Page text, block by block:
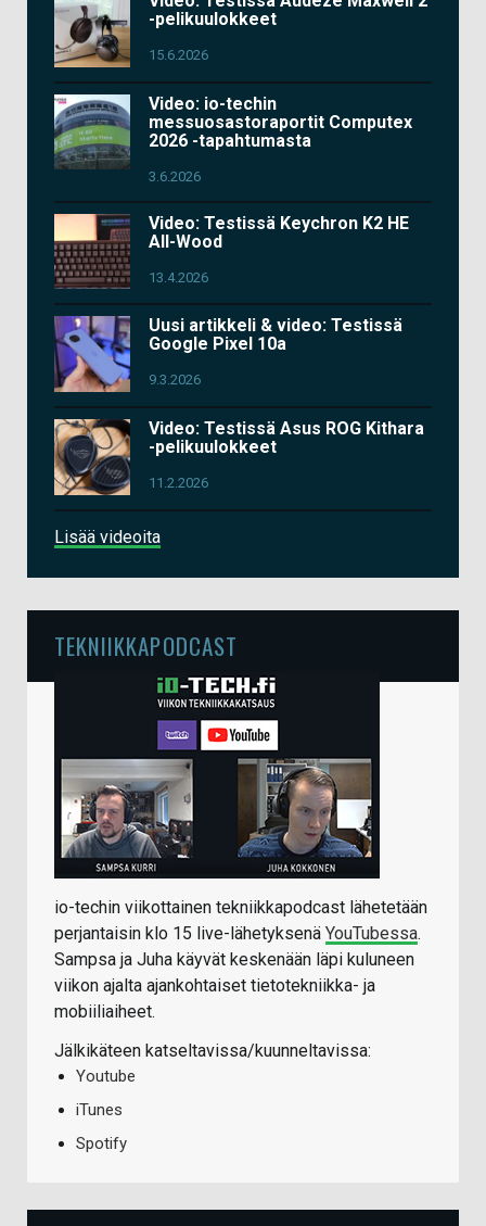
-pelikuulokkeet
15.6.2026
Video: io-techin
messuosastoraportit Computex
2026 -tapahtumasta
3.6.2026
Video: Testissä Keychron K2 HE
All-Wood
13.4.2026
Uusi artikkeli & video: Testissä
Google Pixel 10a
9.3.2026
Video: Testissä Asus ROG Kithara
-pelikuulokkeet
11.2.2026
Lisää videoita
TEKNIIKKAPODCAST
io-techin viikottainen tekniikkapodcast lähetetään
perjantaisin klo 15 live-lähetyksenä YouTubessa.
Sampsa ja Juha käyvät keskenään läpi kuluneen
viikon ajalta ajankohtaiset tietotekniikka- ja
mobiiliaiheet.
Jälkikäteen katseltavissa/kuunneltavissa:
Youtube
iTunes
Spotify